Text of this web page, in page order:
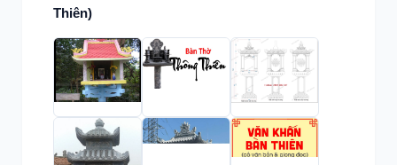
Thiên)